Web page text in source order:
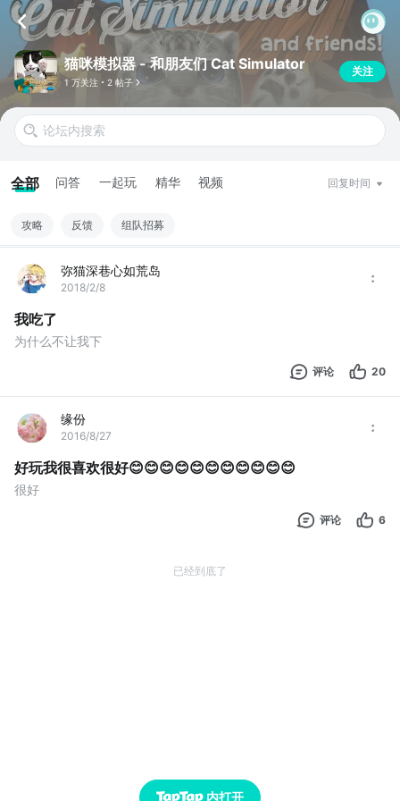
猫咪模拟器 - 和朋友们 Cat Simulator
1 万关注 2 帖子
关注
全部 问答 一起玩 精华 视频 回复时间
攻略 反馈 组队招募
弥猫深巷心如荒岛
2018/2/8
我吃了
为什么不让我下
评论 20
缘份
2016/8/27
好玩我很喜欢很好😊😊😊😊😊😊😊😊😊😊😊
很好
评论 6
已经到底了
内打开